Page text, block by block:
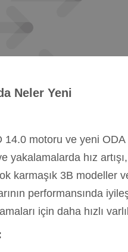
Neler Yeni
14.0 motoru ve yeni
yakalamalarda hız
karmaşık 3B modeller
performansında
için daha hızlı